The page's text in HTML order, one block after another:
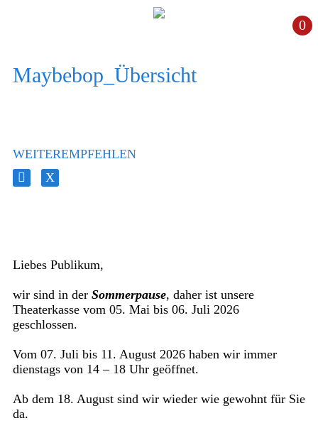
0
Maybebop_Übersicht
WEITEREMPFEHLEN
Liebes Publikum,
wir sind in derSommerpause, daher ist unsere
Theaterkasse vom 05. Mai bis 06. Juli 2026
geschlossen.
Vom 07. Juli bis 11. August 2026 haben wir immer
dienstags von 14 – 18 Uhr geöffnet.
Ab dem 18. August sind wir wieder wie gewohnt für Sie
da.